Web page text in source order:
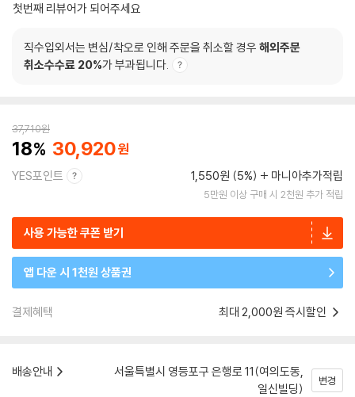
첫번째 리뷰어가 되어주세요
직수입외서는 변심/착오로 인해 주문을 취소할 경우 해외주문
취소수수료 20%가 부과됩니다.
37,710원
18 30,920
YES포인트 1,550원 (5%) 마니아추가적립
5만원 이상 구매 시 2천원 추가 적립
사용 가능한 쿠폰 받기
앱 다운 시 1천원 상품권
결제혜택 최대 2,000원 즉시할인
배송안내
서울특별시 영등포구 은행로 11(여의도동,
일신빌딩)
변경